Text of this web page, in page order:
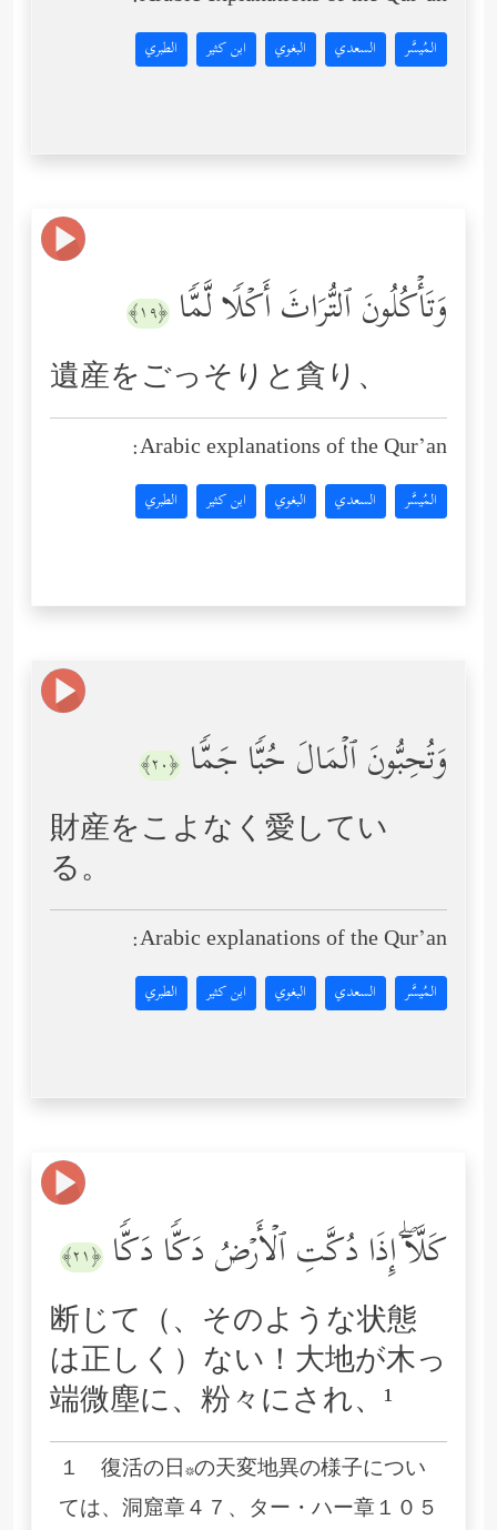
المُيسَّر السعدي البغوي ابن كثير الطبري
وَتَأۡكُلُونَ ٱلتُّرَاثَ أَكۡلࣰا لَّمࣰّا ﴿١٩﴾
遺産をごっそりと貪り、
Arabic explanations of the Qur’an:
المُيسَّر السعدي البغوي ابن كثير الطبري
وَتُحِبُّونَ ٱلۡمَالَ حُبࣰّا جَمࣰّا ﴿٢٠﴾
財産をこよなく愛してい
る。
Arabic explanations of the Qur’an:
المُيسَّر السعدي البغوي ابن كثير الطبري
كَلَّاۤۖ إِذَا دُكَّتِ ٱلۡأَرۡضُ دَكࣰّا دَكࣰّا ﴿٢١﴾
断じて（、そのような状態
は正しく）ない！大地が木っ
端微塵に、粉々にされ、¹
１ 復活の日*の天変地異の様子につい
ては、洞窟章４７、ター・ハー章１０５